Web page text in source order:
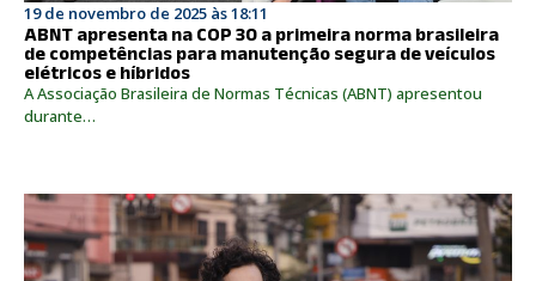
19 de novembro de 2025 às 18:11
ABNT apresenta na COP 30 a primeira norma brasileira
de competências para manutenção segura de veículos
elétricos e híbridos
A Associação Brasileira de Normas Técnicas (ABNT) apresentou
durante…